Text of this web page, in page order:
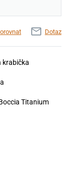
Dotaz
krabička
Titanium